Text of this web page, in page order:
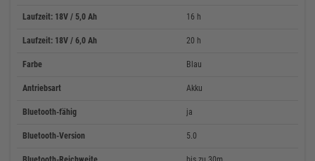
Laufzeit: 18V / 5,0 Ah 16 h
Laufzeit: 18V / 6,0 Ah 20 h
Farbe Blau
Antriebsart Akku
Bluetooth-fähig ja
Bluetooth-Version 5.0